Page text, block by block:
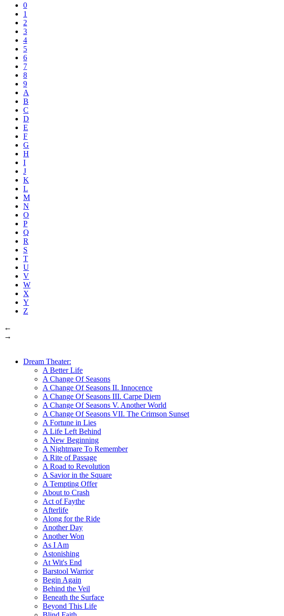
0
1
2
3
4
5
6
7
8
9
A
B
C
D
E
F
G
H
I
J
K
L
M
N
O
P
Q
R
S
T
U
V
W
X
Y
Z
←
→
Dream Theater:
A Better Life
A Change Of Seasons
A Change Of Seasons II. Innocence
A Change Of Seasons III. Carpe Diem
A Change Of Seasons V. Another World
A Change Of Seasons VII. The Crimson Sunset
A Fortune in Lies
A Life Left Behind
A New Beginning
A Nightmare To Remember
A Rite of Passage
A Road to Revolution
A Savior in the Square
A Tempting Offer
About to Crash
Act of Faythe
Afterlife
Along for the Ride
Another Day
Another Won
As I Am
Astonishing
At Wit's End
Barstool Warrior
Begin Again
Behind the Veil
Beneath the Surface
Beyond This Life